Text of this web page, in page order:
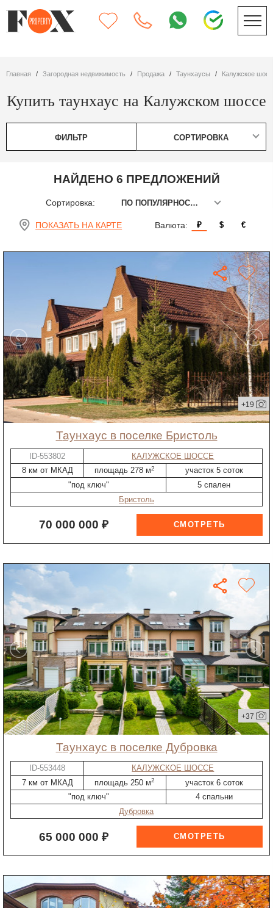
Главная Загородная недвижимость Продажа таунхаусы Калужское
Купить таунхаус на Калужском шоссе
ФИЛЬТР СОРТИРОВКА
НАЙДЕНО 6 ПРЕДЛОЖЕНИЙ
Сортировка: ПО ПОПУЛЯРНОСТИ
ПОКАЗАТЬ НА КАРТЕ Валюта: ₽ $ €
+19
таунхаус в поселке Бристоль
ID-553802
КАЛУЖСКОЕ ШОССЕ
8 км от МКАД
площадь 278 м2
участок 5 соток
"под ключ"
5 спален
Бристоль
70 000 000 ₽
+37
таунхаус в поселке Дубровка
ID-553448
КАЛУЖСКОЕ ШОССЕ
7 км от МКАД
площадь 250 м2
участок 6 соток
"под ключ"
4 спальни
Дубровка
65 000 000 ₽